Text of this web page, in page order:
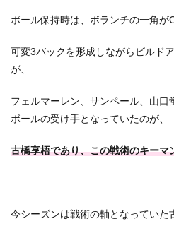
ボール保持時は、ボランチの一角が
可変3バックを形成しながらビルド
が、
フェルマーレン、サンペール、山
ボールの受け手となっていたのが、
古橋享梧であり、この戦術のキーマ
今シーズンは戦術の軸となっていた